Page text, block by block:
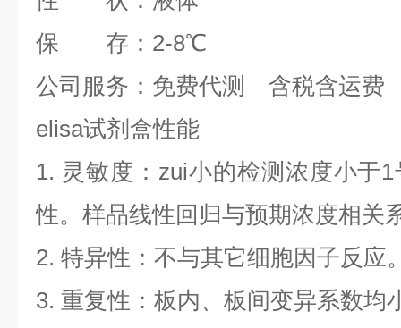
保 存：2-8℃
公司服务：免费代测 含税含运费
elisa试剂盒性能
1. 灵敏度：zui小的检测浓度小于
性。样品线性回归与预期浓度相关
2. 特异性：不与其它细胞因子反应
3. 重复性：板内、板间变异系数均